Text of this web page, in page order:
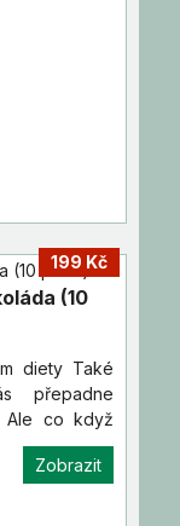
199 Kč
(10
diety Také
přepadne
Ale co když
Zobrazit